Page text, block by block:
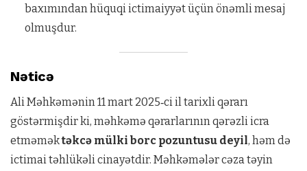
baxımından hüquqi ictimaiyyət üçün önəmli mesaj
olmuşdur.
Nəticə
Ali Məhkəmənin 11 mart 2025‑ci il tarixli qərarı
göstərmişdir ki, məhkəmə qərarlarının qərəzli icra
etməməktəkcə mülki borc pozuntusu deyil, həm də
ictimai təhlükəli cinayətdir. Məhkəmələr cəza təyin